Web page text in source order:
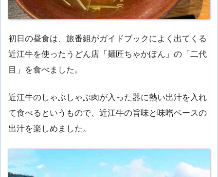
初日の昼食は、旅番組がガイドブックによく出てくる
近江牛を使ったうどん店「麺匠ちゃかぽん」の「二代
目」を食べました。
近江牛のしゃぶしゃぶ肉が入った器に熱い出汁を入れ
て食べるというもので、近江牛の旨味と味噌ベースの
出汁を楽しめました。